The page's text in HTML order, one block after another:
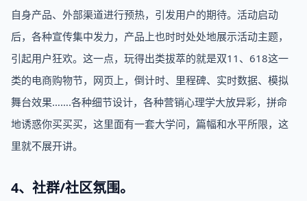
自身产品、外部渠道进行预热，引发用户的期待。活动启动
后，各种宣传集中发力，产品上也时时处处地展示活动主题，
引起用户狂欢。这一点，玩得出类拔萃的就是双11、618这一
类的电商购物节，网页上，倒计时、里程碑、实时数据、模拟
舞台效果…….各种细节设计，各种营销心理学大放异彩，拼命
地诱惑你买买买，这里面有一套大学问，篇幅和水平所限，这
里就不展开讲。
4、社群/社区氛围。